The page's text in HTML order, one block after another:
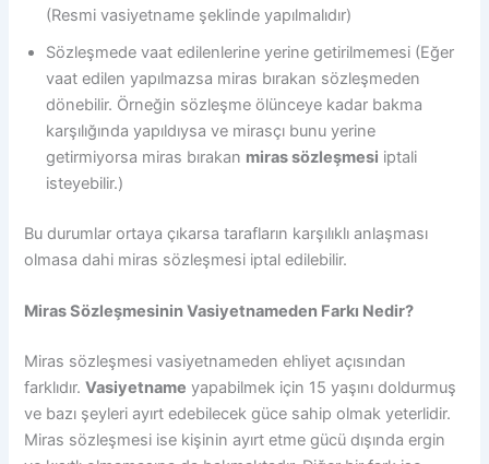
(Resmi vasiyetname şeklinde yapılmalıdır)
Sözleşmede vaat edilenlerine yerine getirilmemesi (Eğer
vaat edilen yapılmazsa miras bırakan sözleşmeden
dönebilir. Örneğin sözleşme ölünceye kadar bakma
karşılığında yapıldıysa ve mirasçı bunu yerine
getirmiyorsa miras bırakan miras sözleşmesi iptali
isteyebilir.)
Bu durumlar ortaya çıkarsa tarafların karşılıklı anlaşması
olmasa dahi miras sözleşmesi iptal edilebilir.
Miras Sözleşmesinin Vasiyetnameden Farkı Nedir?
Miras sözleşmesi vasiyetnameden ehliyet açısından
farklıdır.Vasiyetname yapabilmek için 15 yaşını doldurmuş
ve bazı şeyleri ayırt edebilecek güce sahip olmak yeterlidir.
Miras sözleşmesi ise kişinin ayırt etme gücü dışında ergin